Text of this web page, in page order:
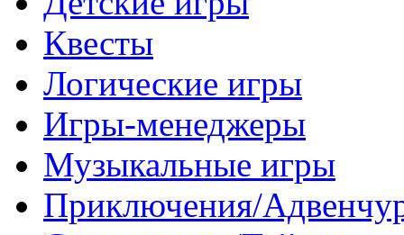
Квесты
Логические игры
Игры-менеджеры
Музыкальные игры
Приключения/